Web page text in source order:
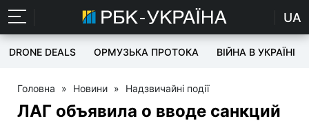
UA
DRONE DEALS ОРМУЗЬКА ПРОТОКА ВІЙНА В УКРАЇНІ
Головна » Новини » Надзвичайні події
ЛАГ объявила о вводе санкций